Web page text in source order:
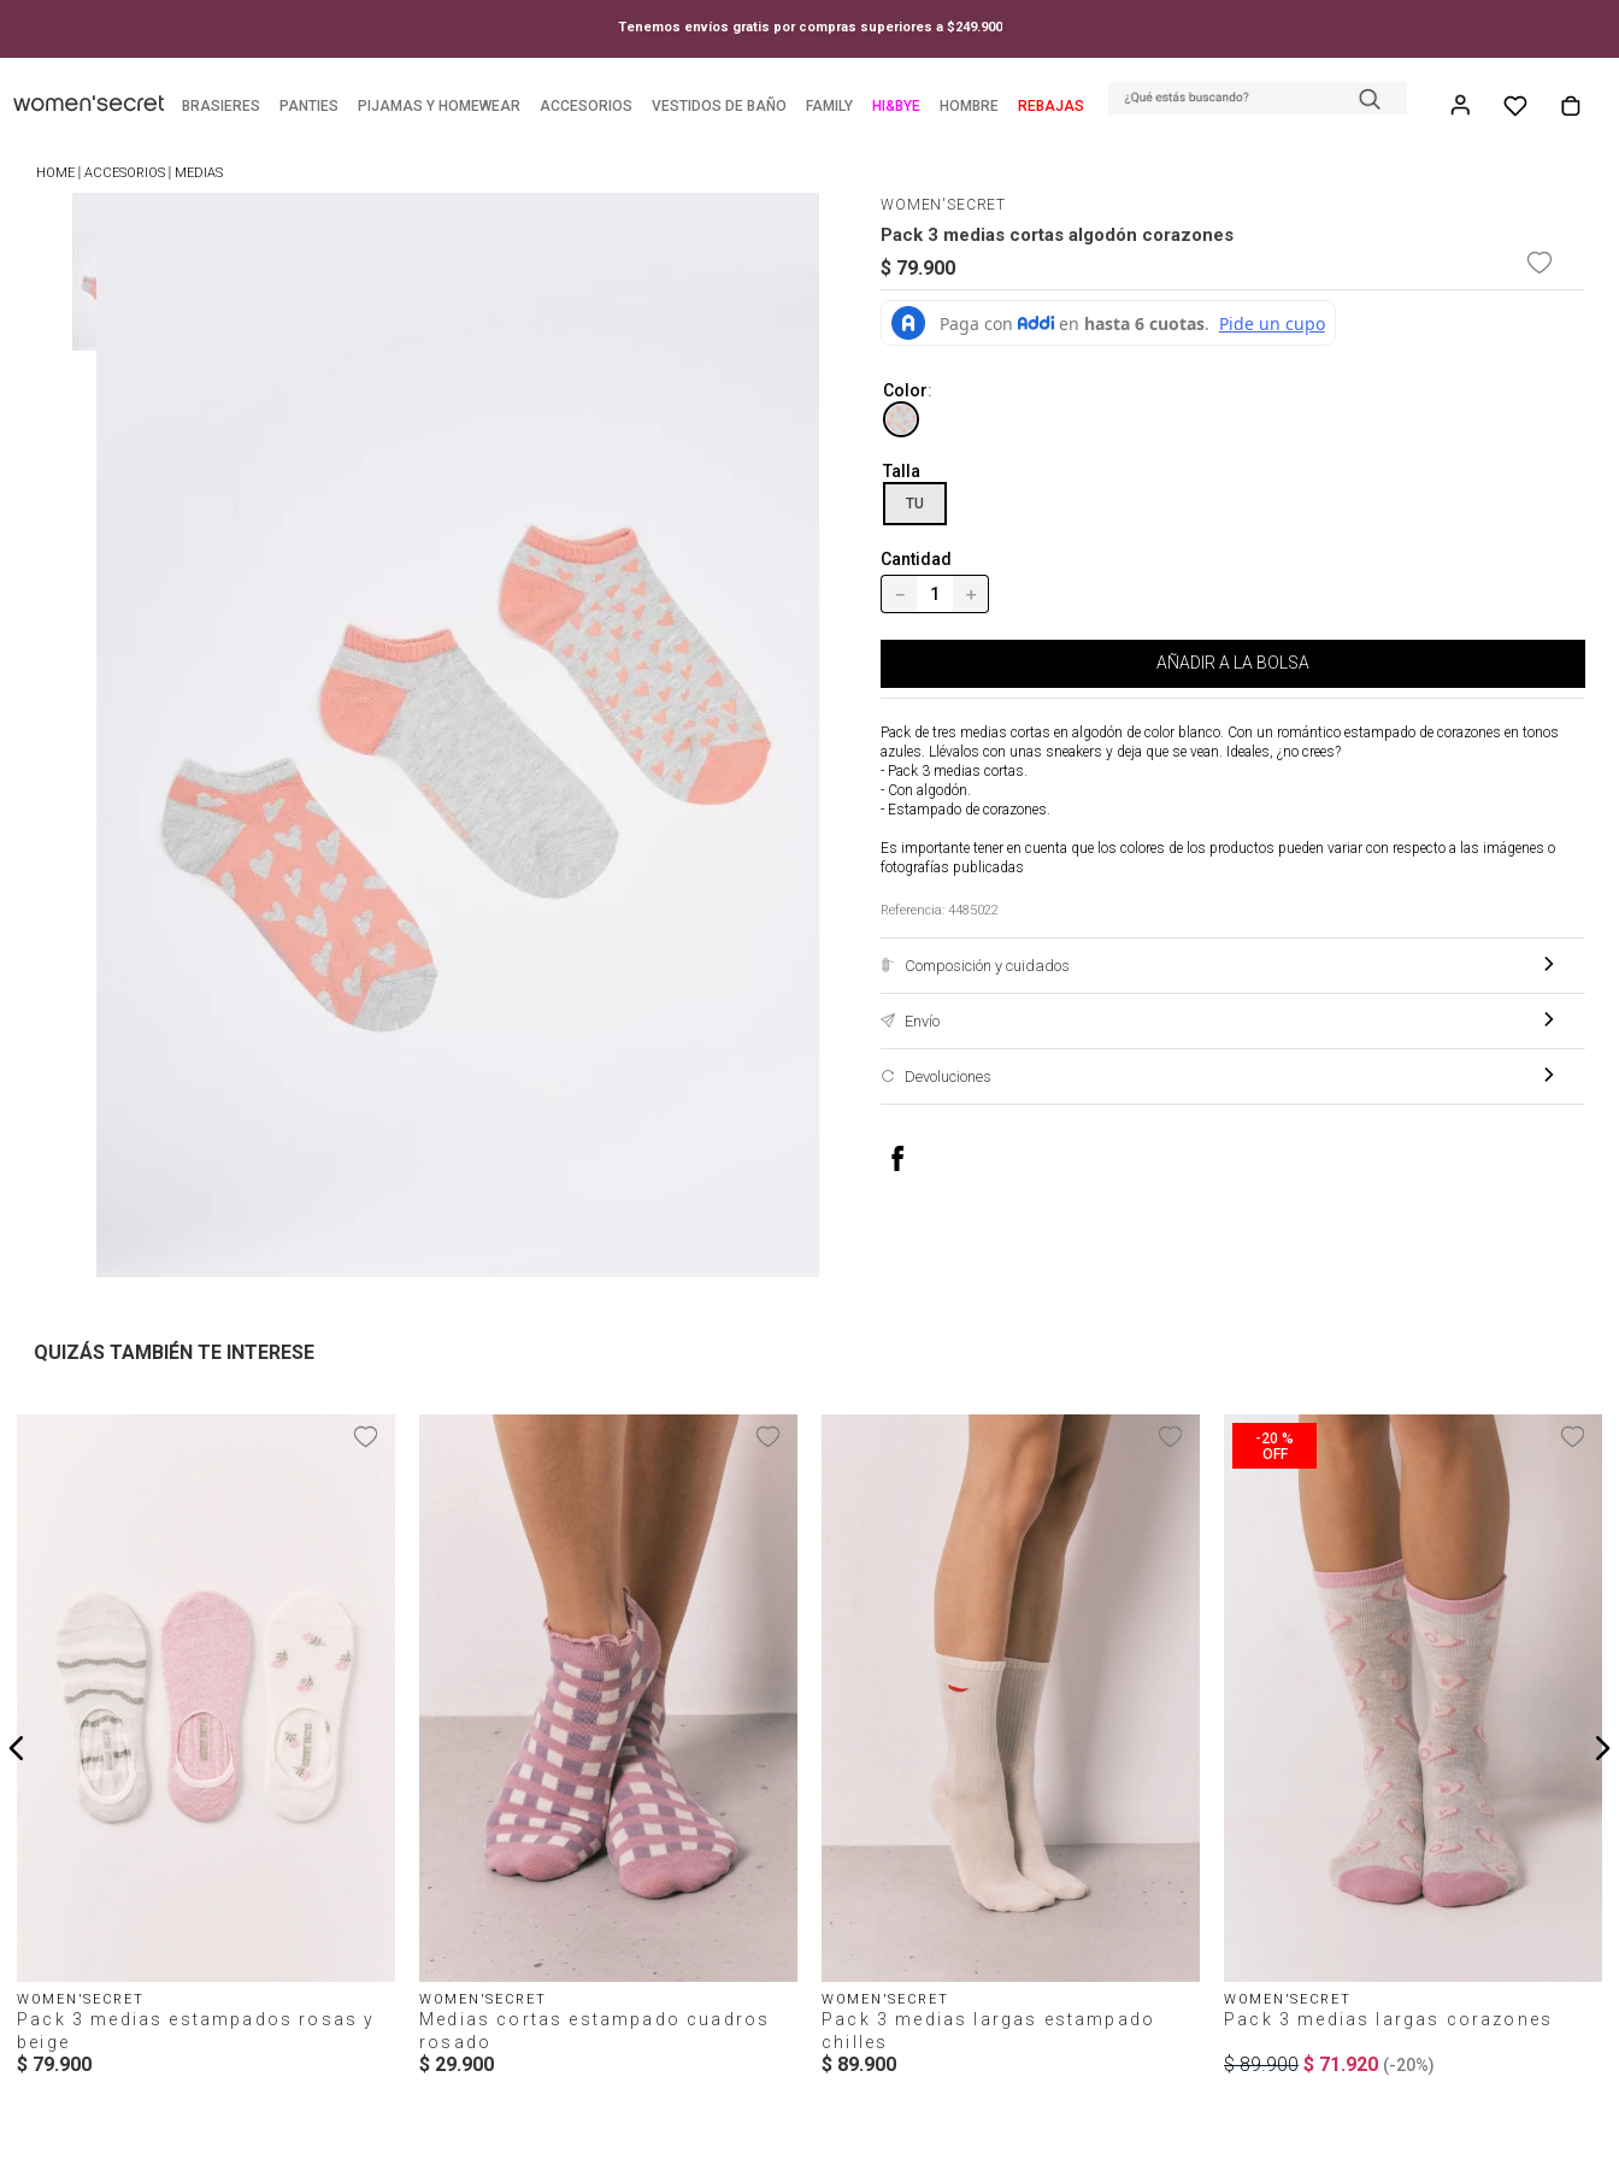
Tenemos envíos gratis por compras superiores a $249.900
BRASIERES PANTIES PIJAMAS Y HOMEWEAR ACCESORIOS VESTIDOS DE BAÑO FAMILY HI&BYE HOMBRE REBAJAS
ACCESORIOS MEDIAS
WOMEN'SECRET
Pack 3 medias cortas algodón corazones
$ 79.900
Color:
Talla
TU
Cantidad
＋
－
AÑADIR A LA BOLSA
Pack de tres medias cortas en algodón de color blanco. Con un romántico estampado de corazones en tonos
azules. Llévalos con unas sneakers y deja que se vean. Ideales, ¿no crees?
- Pack 3 medias cortas.
- Con algodón.
- Estampado de corazones.
Es importante tener en cuenta que los colores de los productos pueden variar con respecto a las imágenes o
fotografías publicadas
Referencia: 4485022
Composición y cuidados
Envío
Devoluciones
QUIZÁS TAMBIÉN TE INTERESE
WOMEN'SECRET
Pack 3 medias estampados rosas y
beige
$ 79.900
WOMEN'SECRET
Medias cortas estampado cuadros
rosado
$ 29.900
WOMEN'SECRET
Pack 3 medias largas estampado
chilles
$ 89.900
-20 %
WOMEN'SECRET
Pack 3 medias largas corazones
$ 89.900 $ 71.920 (-20%)